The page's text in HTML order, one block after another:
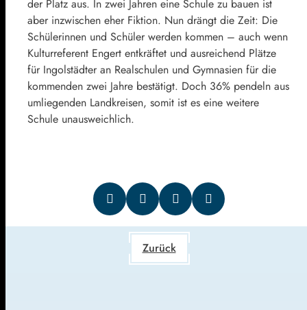
der Platz aus. In zwei Jahren eine Schule zu bauen ist
aber inzwischen eher Fiktion. Nun drängt die Zeit: Die
Schülerinnen und Schüler werden kommen – auch wenn
Kulturreferent Engert entkräftet und ausreichend Plätze
für Ingolstädter an Realschulen und Gymnasien für die
kommenden zwei Jahre bestätigt. Doch 36% pendeln aus
umliegenden Landkreisen, somit ist es eine weitere
Schule unausweichlich.
Zurück